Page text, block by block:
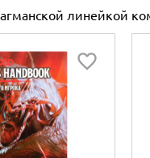
линейкой